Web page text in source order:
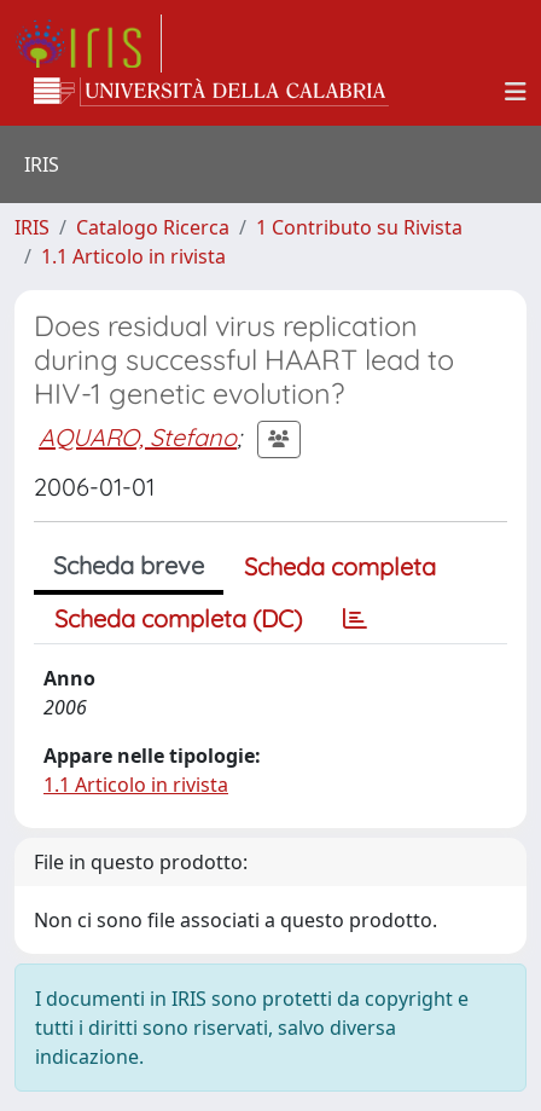
IRIS
IRIS Catalogo Ricerca
1 Contributo su Rivista
1.1 Articolo in rivista
Does residual virus replication
during successful HAART lead to
HIV-1 genetic evolution?
AQUARO, Stefano;
2006-01-01
Scheda breve
Scheda completa
Scheda completa (DC)
Anno
2006
Appare nelle tipologie:
1.1 Articolo in rivista
File in questo prodotto:
Non ci sono file associati a questo prodotto.
I documenti in IRIS sono protetti da copyright e
tutti i diritti sono riservati, salvo diversa
indicazione.